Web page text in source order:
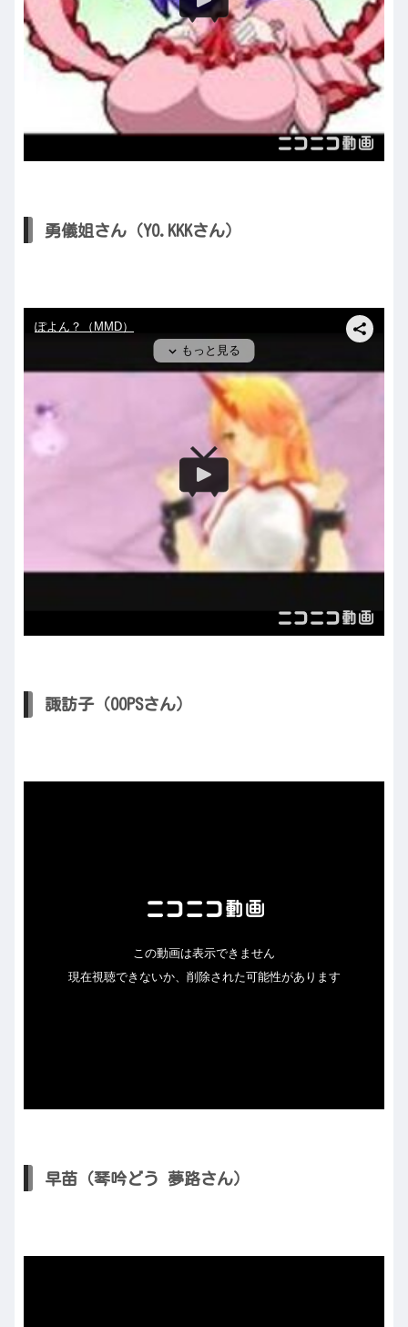
勇儀姐さん（YO.KKKさん）
諏訪子（OOPSさん）
早苗（琴吟どう 夢路さん）